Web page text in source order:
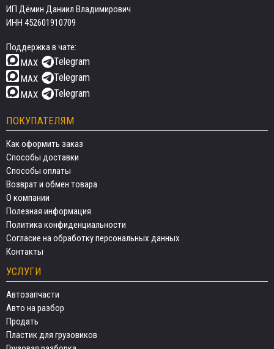
ИП Дёмин Даниил Владимирович
ИНН 452601910709
Поддержка в чате:
MAX
Telegram
MAX Telegram
MAX Telegram
ПОКУПАТЕЛЯМ
Как оформить заказ
Способы доставки
Способы оплаты
Возврат и обмен товара
О компании
Полезная информация
Политика конфиденциальности
Согласие на обработку персональных данных
Контакты
УСЛУГИ
Автозапчасти
Авто на разбор
Продать
Пластик для грузовиков